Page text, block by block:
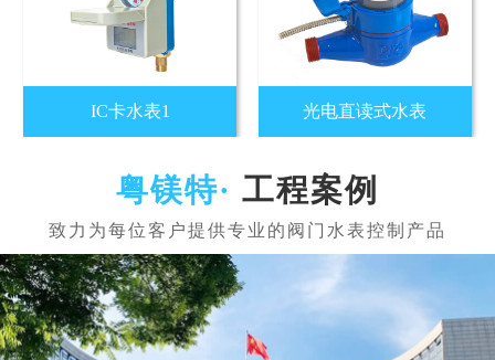
IC卡水表1 光电直读式水表
工程案例